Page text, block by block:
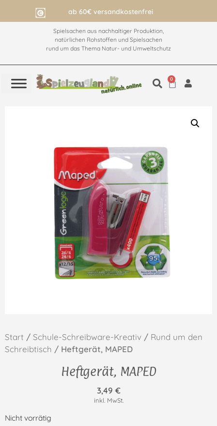
ab 60€ versandkostenfrei
Spielsachen aus nachhaltiger Produktion,
natürlichen Rohstoffen und Spielsachen
rund um das Thema Natur- und Umweltschutz
0
Start / Schule-Schreibware-Kreativ / Rund um den
Schreibtisch / Heftgerät, MAPED
Heftgerät, MAPED
3,49 €
inkl. MwSt.
Nicht vorrätig